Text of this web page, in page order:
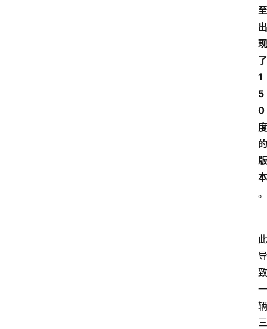
至
出
现
了
1
5
0
度
的
版
本
。
此
导
致
一
辆
三